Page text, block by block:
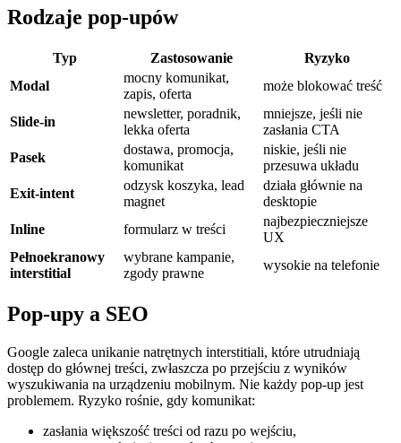
Rodzaje pop-upów
Typ Zastosowanie
Ryzyko
Modal
mocny komunikat,
zapis, oferta
może blokować treść
Slide-in
newsletter, poradnik,
lekka oferta
mniejsze, jeśli nie
zasłania CTA
Pasek
dostawa, promocja,
komunikat
niskie, jeśli nie
przesuwa układu
Exit-intent
odzysk koszyka, lead
magnet
działa głównie na
desktopie
Inline
formularz w treści
najbezpieczniejsze
UX
Pełnoekranowy
interstitial
wybrane kampanie,
zgody prawne
wysokie na telefonie
Pop-upy a SEO
Google zaleca unikanie natrętnych interstitiali, które utrudniają
dostęp do głównej treści, zwłaszcza po przejściu z wyników
wyszukiwania na urządzeniu mobilnym. Nie każdy pop-up jest
problemem. Ryzyko rośnie, gdy komunikat:
zasłania większość treści od razu po wejściu,